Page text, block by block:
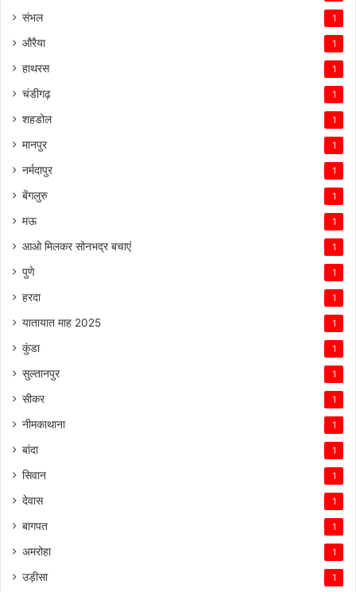
संभल 1
औरैया 1
हाथरस 1
चंडीगढ़ 1
शहडोल 1
मानपुर 1
नर्मदापुर 1
बेंगलुरु 1
मऊ 1
आओ मिलकर सोनभद्र बचाएं 1
पुणे 1
हरदा 1
यातायात माह 2025 1
कुंडा 1
सुल्तानपुर 1
सीकर 1
नीमकाथाना 1
बांदा 1
सिवान 1
देवास 1
बागपत 1
अमरोहा 1
उड़ीसा 1